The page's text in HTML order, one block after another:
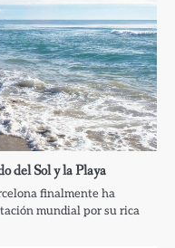
del Sol y la Playa
finalmente ha
mundial por su rica